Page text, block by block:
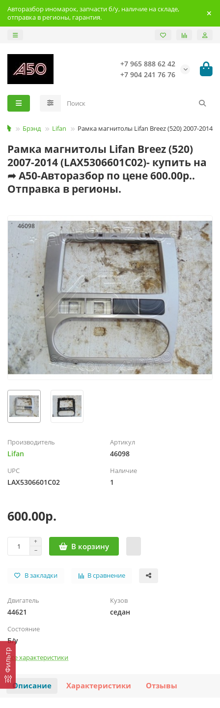
Авторазбор иномарок, запчасти б/у, наличие на складе,
отправка в регионы, гарантия.
+7 965 888 62 42
+7 904 241 76 76
Брэнд Lifan Рамка магнитолы Lifan Breez (520) 2007-2014
Рамка магнитолы Lifan Breez (520)
2007-2014 (LAX5306601C02)- купить на
➦ А50-Авторазбор по цене 600.00р..
Отправка в регионы.
Фильтр
46098
Производитель
Lifan
Артикул
46098
UPC
LAX5306601C02
Наличие
1
600.00р.
В корзину
В закладки В сравнение
Двигатель
44621
Кузов
седан
Состояние
Б/у
Все характеристики
Описание Характеристики Отзывы